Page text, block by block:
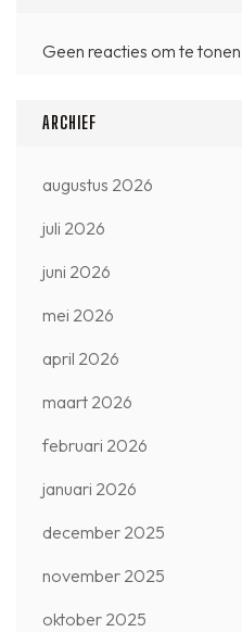
Geen reacties om te
ARCHIEF
augustus 2026
juli 2026
juni 2026
mei 2026
april 2026
maart 2026
februari 2026
januari 2026
december 2025
november 2025
oktober 2025